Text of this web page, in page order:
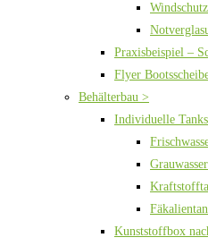
Praxisbeispiel –
Flyer
Behälterbau >
Individuelle
Kunststoffbox